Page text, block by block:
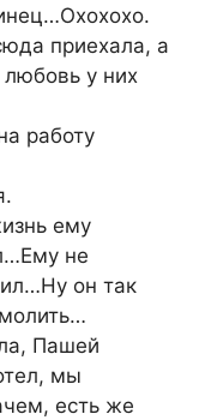
приехала, а
у них
работу
ему
не
он так
Пашей
мы
есть же